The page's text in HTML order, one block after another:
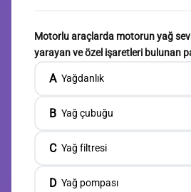
Motorlu araçlarda motorun yağ
yarayan ve özel işaretleri bulunan
A Yağdanlık
B Yağ çubuğu
C Yağ filtresi
D Yağ pompası